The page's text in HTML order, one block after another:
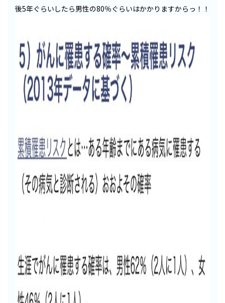
後5年ぐらいしたら男性の80％ぐらいはかかりますからっ！！